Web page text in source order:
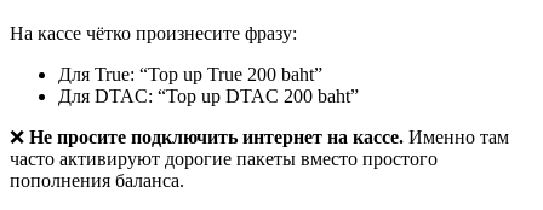
На кассе чётко произнесите фразу:
Для True: “Top up True 200 baht”
Для DTAC: “Top up DTAC 200 baht”
❌ Не просите подключить интернет на кассе. Именно там
часто активируют дорогие пакеты вместо простого
пополнения баланса.